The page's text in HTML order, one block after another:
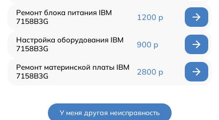
Ремонт блока питания IBM
7158B3G
1200 р
Настройка оборудования IBM
7158B3G
900 р
Ремонт материнской платы IBM
7158B3G
2800 р
У меня другая неисправность